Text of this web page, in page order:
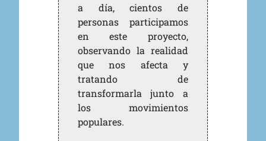
a día, cientos de
personas participamos
en este proyecto,
observando la realidad
que nos afecta y
tratando de
transformarla junto a
los movimientos
populares.